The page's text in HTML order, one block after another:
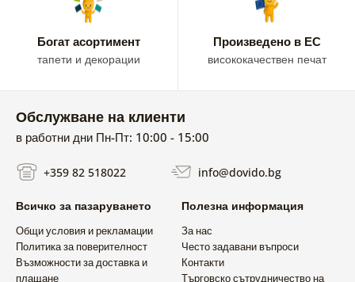
Богат асортимент
тапети и декорации
Произведено в ЕС
висококачествен печат
Обслужване на клиенти
в работни дни Пн-Пт: 10:00 - 15:00
+359 82 518022 info@dovido.bg
Всичко за пазаруването
Общи условия и рекламации
Политика за поверителност
Възможности за доставка и
плащане
Полезна информация
За нас
Често задавани въпроси
Контакти
Търговско сътрудничество на